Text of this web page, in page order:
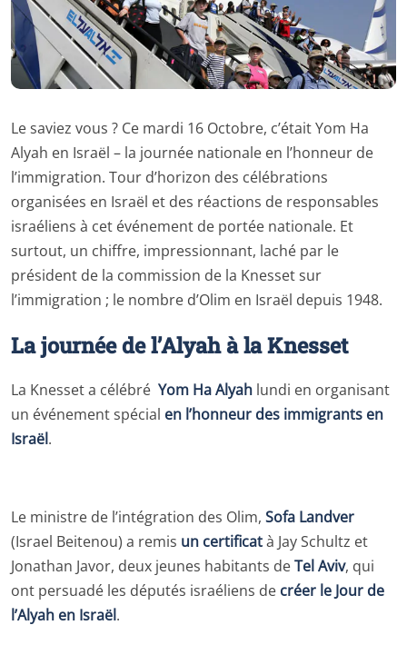
Le saviez vous ? Ce mardi 16 Octobre, c’était Yom Ha
Alyah en Israël – la journée nationale en l’honneur de
l’immigration. Tour d’horizon des célébrations
organisées en Israël et des réactions de responsables
israéliens à cet événement de portée nationale. Et
surtout, un chiffre, impressionnant, laché par le
président de la commission de la Knesset sur
l’immigration ; le nombre d’Olim en Israël depuis 1948.
La journée de l’Alyah à la Knesset
La Knesset a célébré Yom Ha Alyah lundi en organisant
un événement spécial en l’honneur des immigrants en
Israël.
Le ministre de l’intégration des Olim, Sofa Landver
(Israel Beitenou) a remis un certificatà Jay Schultz et
Jonathan Javor, deux jeunes habitants deTel Aviv, qui
ont persuadé les députés israéliens de créer le Jour de
l’Alyah en Israël.